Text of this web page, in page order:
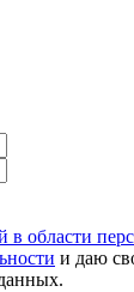
в области
и даю